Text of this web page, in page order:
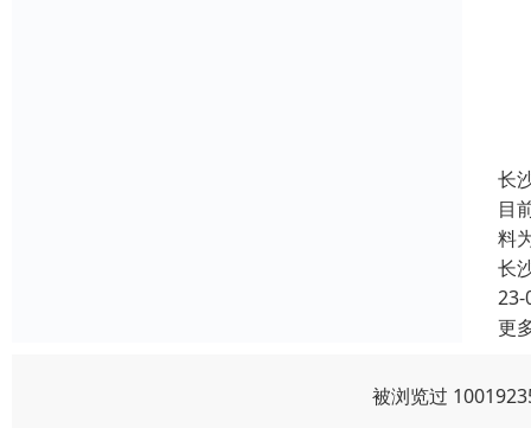
长
目
料
长
23-
更
被浏览过